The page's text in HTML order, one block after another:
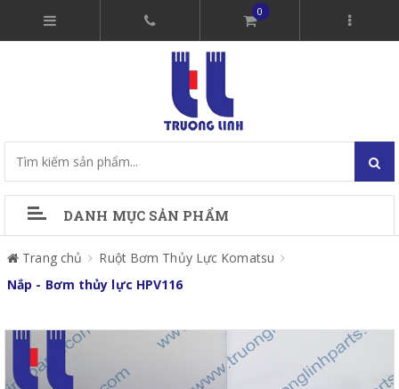
0
DANH MỤC SẢN PHẨM
Trang chủ
Ruột Bơm Thủy Lực Komatsu
Nắp - Bơm thủy lực HPV116